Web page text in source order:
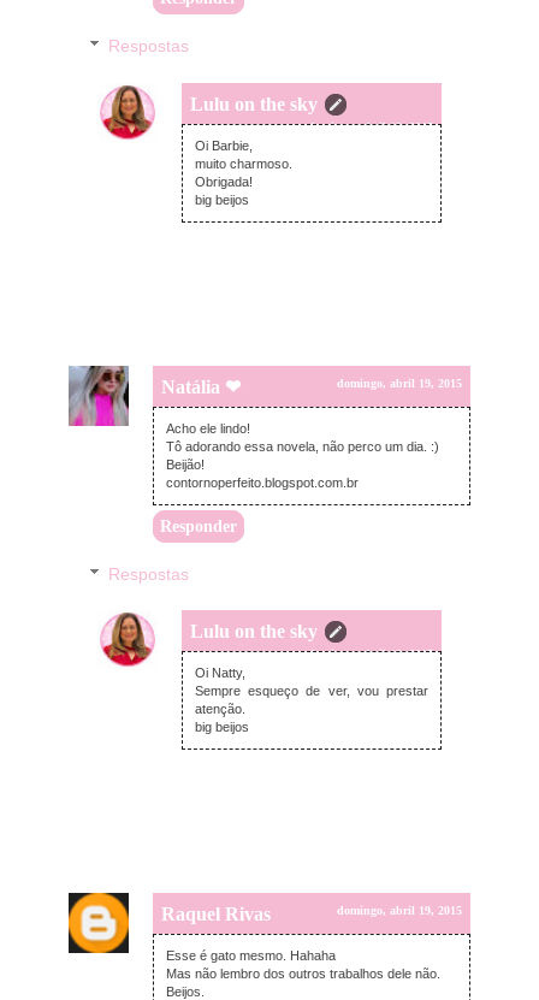
Respostas
Lulu on the sky
domingo, abril 19, 2015
Oi Barbie,
muito charmoso.
Obrigada!
big beijos
Natália ❤ domingo, abril 19, 2015
Acho ele lindo!
Tô adorando essa novela, não perco um dia. :)
Beijão!
contornoperfeito.blogspot.com.br
Responder
Respostas
Lulu on the sky
domingo, abril 19, 2015
Oi Natty,
Sempre esqueço de ver, vou prestar
atenção.
big beijos
Raquel Rivas domingo, abril 19, 2015
Esse é gato mesmo. Hahaha
Mas não lembro dos outros trabalhos dele não.
Beijos.